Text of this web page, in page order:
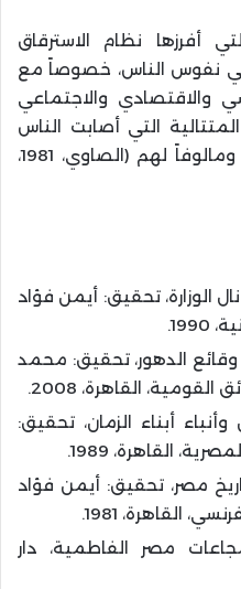
أفرزها نظام الاسترقاق
نفوس الناس، خصوصاً مع
والاقتصادي والاجتماعي
التي أصابت الناس
حتى أصبحت شيئاً شبه عادي ومالوفاً لهم (الصاوي، 1981،
الوزارة، تحقيق: أيمن فؤاد
وقائع الدهور، تحقيق: محمد
القاهرة، 2008.
أبناء الزمان، تحقيق:
القاهرة، 1989.
مصر، تحقيق: أيمن فؤاد
القاهرة، 1981.
مصر الفاطمية، دار